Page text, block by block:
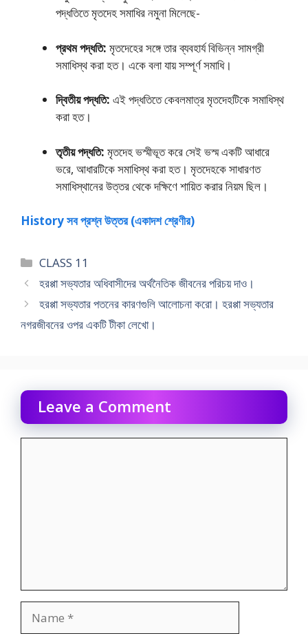
পদ্ধতিতে মৃতদেহ সমাধির নমুনা মিলেছে-
প্রথম পদ্ধতি: মৃতদেহের সঙ্গে তার ব্যবহার্য বিভিন্ন সামগ্রী
সমাধিস্থ করা হত। একে বলা যায় সম্পূর্ণ সমাধি।
দ্বিতীয় পদ্ধতি: এই পদ্ধতিতে কেবলমাত্র মৃতদেহটিকে সমাধিস্থ
করা হত।
তৃতীয় পদ্ধতি: মৃতদেহ ভস্মীভূত করে সেই ভস্ম একটি আধারে
ভরে, আধারটিকে সমাধিস্থ করা হত। মৃতদেহকে সাধারণত
সমাধিস্থানের উত্তর থেকে দক্ষিণে শায়িত করার নিয়ম ছিল।
History সব প্রশ্ন উত্তর (একাদশ শ্রেণীর)
Categories
CLASS 11
হরপ্পা সভ্যতার অধিবাসীদের অর্থনৈতিক জীবনের পরিচয় দাও।
হরপ্পা সভ্যতার পতনের কারণগুলি আলােচনা করাে। হরপ্পা সভ্যতার
নগরজীবনের ওপর একটি টীকা লেখাে।
Leave a Comment